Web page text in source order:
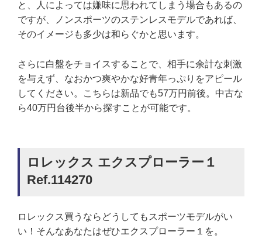
と、人によっては嫌味に思われてしまう場合もあるの
ですが、ノンスポーツのステンレスモデルであれば、
そのイメージも多少は和らぐかと思います。
さらに白盤をチョイスすることで、相手に余計な刺激
を与えず、なおかつ爽やかな好青年っぷりをアピール
してください。こちらは新品でも57万円前後。中古な
ら40万円台後半から探すことが可能です。
ロレックス エクスプローラー１
Ref.114270
ロレックス買うならどうしてもスポーツモデルがい
い！そんなあなたはぜひエクスプローラー１を。